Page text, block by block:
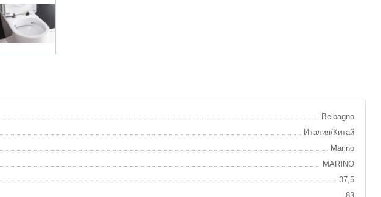
Belbagno
Италия/Китай
Marino
MARINO
37,5